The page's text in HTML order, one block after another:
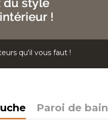
qu'il vous faut !
Paroi de bain